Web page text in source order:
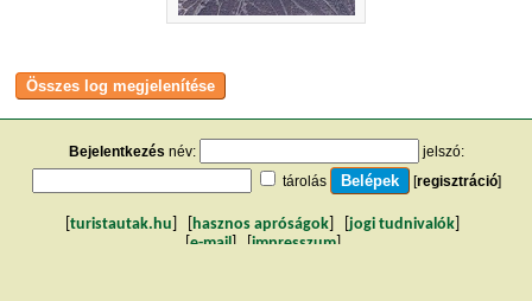
Bejelentkezés név:
jelszó:
tárolás
[regisztráció]
turistautak.hu hasznos apróságok jogi tudnivalók
[e-mail] [impresszum]